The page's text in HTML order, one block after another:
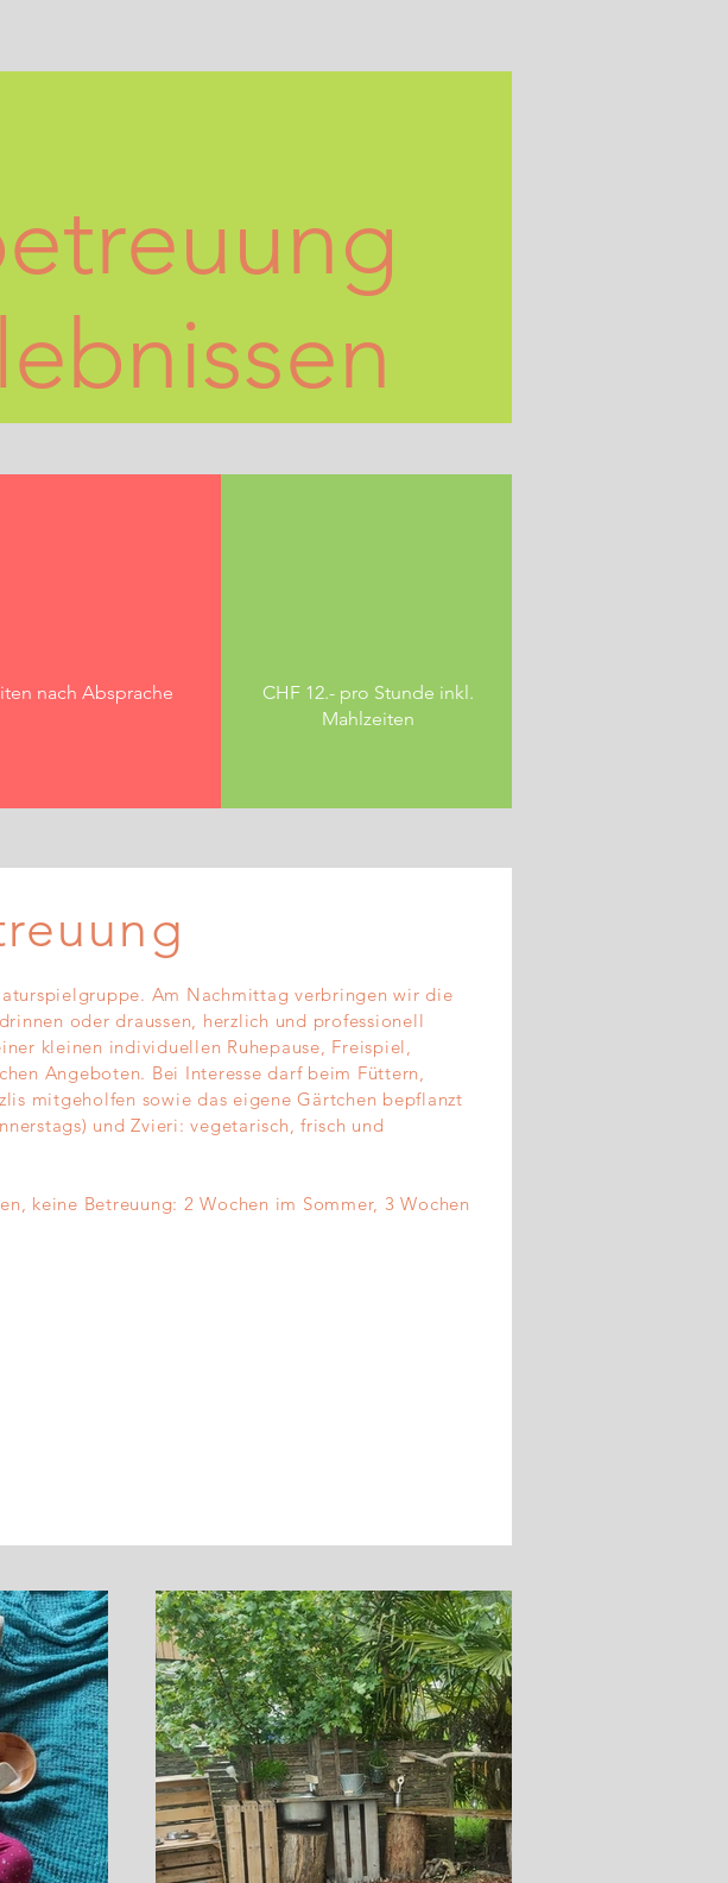
nach Absprache
CHF 12.- pro Stunde inkl.
Mahlzeiten
Am Nachmittag verbringen wir die
oder draussen, herzlich und professionell
kleinen individuellen Ruhepause, Freispiel,
Angeboten. Bei Interesse darf beim Füttern,
mitgeholfen sowie das eigene Gärtchen bepflanzt
und Zvieri: vegetarisch, frisch und
keine Betreuung: 2 Wochen im Sommer, 3 Wochen